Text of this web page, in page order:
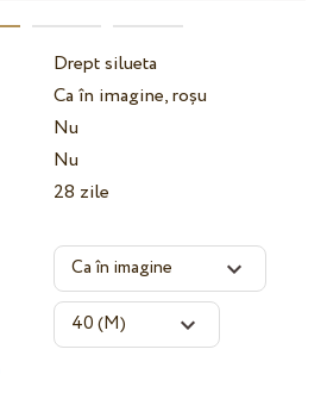
Drept silueta
Ca în imagine, roșu
Nu
Nu
28 zile